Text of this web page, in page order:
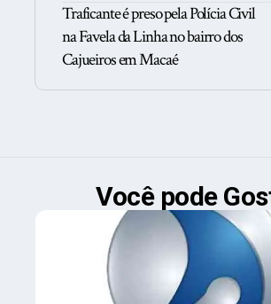
Traficante é preso pela Polícia Civil
na Favela da Linha no bairro dos
Cajueiros em Macaé
Você pode